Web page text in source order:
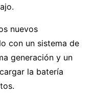
nuevos
con un sistema de
generación y un
la batería